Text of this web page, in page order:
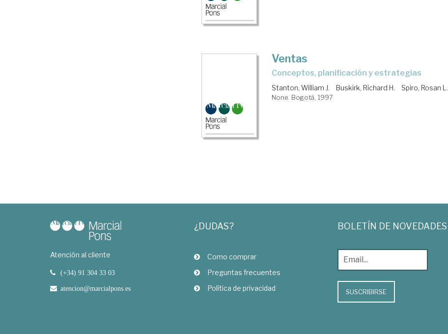
Ventas
conceptos, planificación y estrategias
Stanton, William J. Buskirk, Richard H. Spiro, Rosan L.
None. Bogotá, 1997
Atención al cliente
(+34) 91 304 33 03
atencion@marcialpons.es
¿DUDAS?
Como comprar
Preguntas frecuentes
Política de privacidad
BOLETÍN DE NOVEDADES
SUSCRIBIRSE